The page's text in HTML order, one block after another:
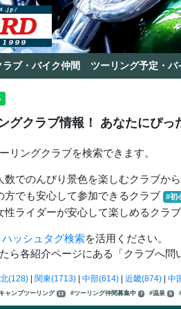
ブ・バイク仲間 ツーリング予定・バ
グクラブ情報！ あなたにぴっ
リングクラブを検索できます。
数でのんびり景色を楽しむクラブか
方でも安心して参加できるクラブ #初
性ライダーが安心して楽しめるクラブ
ハッシュタグ検索を活用ください。
ら各紹介ページにある「クラブへ問
(128)| 関東(1713)| 中部(614)| 近畿(874)| 中
ャンプツーリング 13 #ツーリング仲間募集中 7 #温泉 8